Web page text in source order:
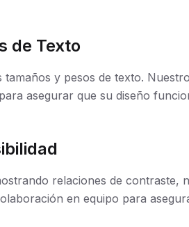
de Texto
y pesos de texto.
asegurar que su diseño
relaciones de
en equipo para